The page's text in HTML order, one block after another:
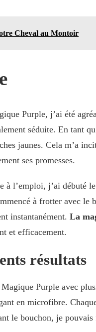
Cheval au Montoir
Purple, j’ai été
séduite. En tant
jaunes. Cela m’a
ses promesses.
à l’emploi, j’ai débuté
à frotter avec le
instantanément. La
et efficacement.
résultats
Purple avec
en microfibre.
le bouchon, je